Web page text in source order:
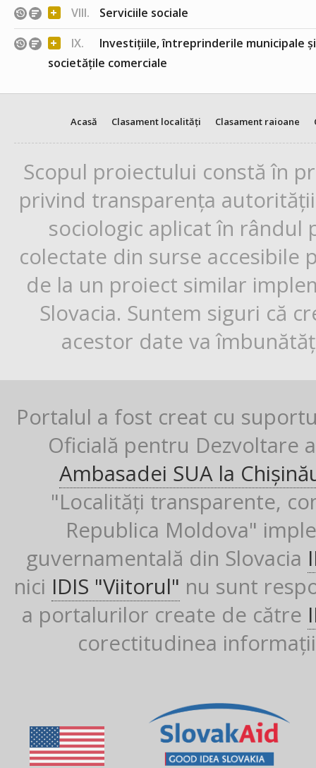
+ VIII. Serviciile sociale
+ IX.
Investițiile, întreprinderile municipale
societățile comerciale
Acasă Clasament localități Clasament raioane
Scopul proiectului constă în
privind transparența
sociologic aplicat în rândul
colectate din surse
de la un proiect similar
Slovacia. Suntem siguri că
acestor date va
Portalul a fost creat cu
Oficială pentru Dezvoltare
Ambasadei SUA la
"Localități transparente,
Republica Moldova"
guvernamentală din Slovacia
nici IDIS "Viitorul" nu sunt
a portalurilor create de către
corectitudinea